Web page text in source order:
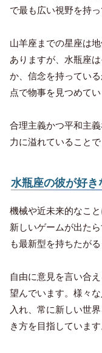
で最も広い視野を持っ
山羊座までの星座は
ありますが、水瓶座
か、信念を持ってい
点で物事を見つめてい
合理主義かつ平和主
力に溢れていることで
水瓶座の彼が好き
機械や近未来的なこ
新しいゲームが出た
も最新型を持ちたがる
自由に意見を言い合
望んでいます。様々
入れ、常に新しい世
き方を目指しています